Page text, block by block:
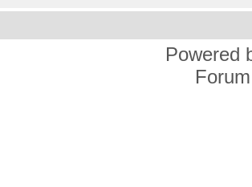
Powered